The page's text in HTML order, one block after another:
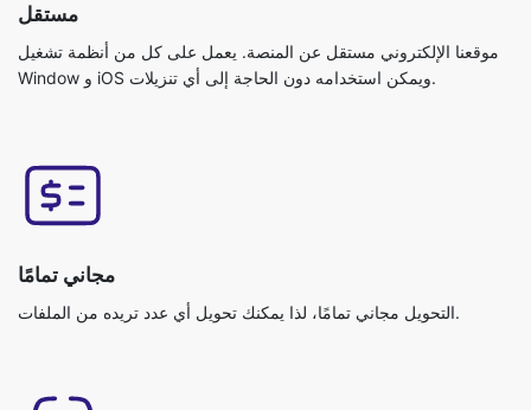
مستقل
موقعنا الإلكتروني مستقل عن المنصة. يعمل على كل من أنظمة تشغيل
Window و iOS ويمكن استخدامه دون الحاجة إلى أي تنزيلات.
مجاني تمامًا
التحويل مجاني تمامًا، لذا يمكنك تحويل أي عدد تريده من الملفات.